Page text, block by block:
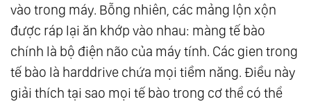
vào trong máy. Bỗng nhiên, các mảng lộn xộn
được ráp lại ăn khớp vào nhau: màng tế bào
chính là bộ điện não của máy tính. Các gien trong
tế bào là harddrive chứa mọi tiềm năng. Điều này
giải thích tại sao mọi tế bào trong cơ thể có thể